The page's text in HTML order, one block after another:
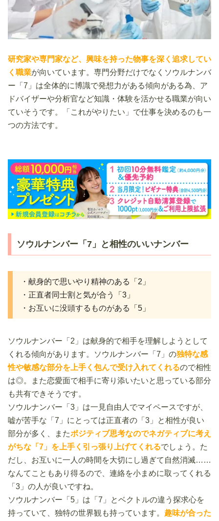
研究家や専門家など、興味を持った物事を深く追求してい
く職業が向いています。専門分野だけでなくソウルナンバ
ー「7」は全体的に博識で発想力がある傾向がある為、ア
ドバイザーや分析官など知識・体験を活かせる職業が向い
ていそうです。「これがやりたい」で仕事を決めるのも一
つの方法です。
ソウルナンバー「7」と相性のいいナンバー
・献身的で思いやり精神のある「2」
・正直者同士割と気が合う「3」
・お互いに没頭するものがある「5」
ソウルナンバー「2」は献身的で相手を理解しようとして
くれる傾向があります。ソウルナンバー「7」の独特な感
性や敏感な部分を上手く包んで受け入れてくれるので相性
は◎。また恋愛面で相手に寄り添いたいと思っている部分
も共有できそうです。
ソウルナンバー「3」は一見自由人でマイペースですが、
嘘が苦手な「7」にとっては正直者の「3」と相性が良い
部分が多く、またポジティブ思考なのでネガティブに考え
がちな「7」を上手く引っ張り上げてくれるでしょう。た
だし、お互いに一人の時間を大切にし過ぎて自然消滅……
なんてこともあり得るので、連絡を小まめに取ってくれる
「3」の人が良いですね。
ソウルナンバー「5」は「7」とベクトルの違う探求心を
持っていて、独特の世界観も持っています。 趣味が合った